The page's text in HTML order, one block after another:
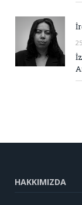
HAKKIMIZDA